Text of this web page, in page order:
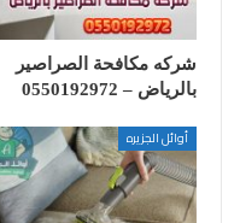
شركه مكافحة الصراصير
بالرياض – 0550192972
أوائل الجزيره